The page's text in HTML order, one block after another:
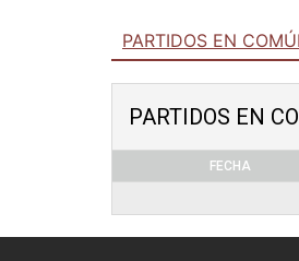
PARTIDOS EN
PARTIDOS EN
FECHA